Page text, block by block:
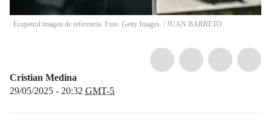
Ecopetrol imagen de referencia. Foto: Getty Images. / JUAN BARRETO
Cristian Medina
29/05/2025 - 20:32 GMT-5